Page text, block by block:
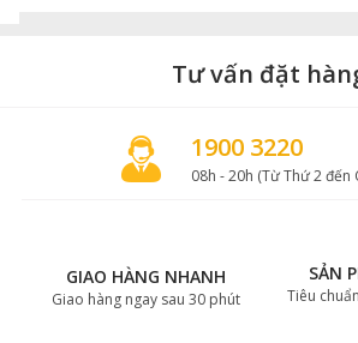
Tư vấn đặt
1900 3220
08h - 20h (Từ Thứ 2 đến
GIAO HÀNG NHANH
Giao hàng ngay sau 30 phút
SẢN
Tiêu